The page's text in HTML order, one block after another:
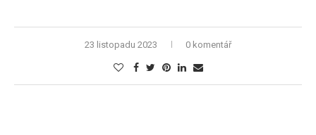
23 listopadu 2023 0 komentář